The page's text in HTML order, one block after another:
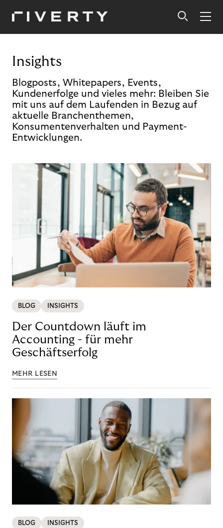
Insights
Blogposts, Whitepapers, Events,
Kundenerfolge und vieles mehr: Bleiben Sie
mit uns auf dem Laufenden in Bezug auf
aktuelle Branchenthemen,
Konsumentenverhalten und Payment-
Entwicklungen.
BLOG INSIGHTS
Der Countdown läuft im
Accounting - für mehr
Geschäftserfolg
MEHR LESEN
BLOG INSIGHTS